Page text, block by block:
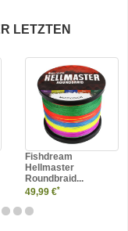
LETZTEN
Fishdream
Hellmaster
Roundbraid...
49,99 €*